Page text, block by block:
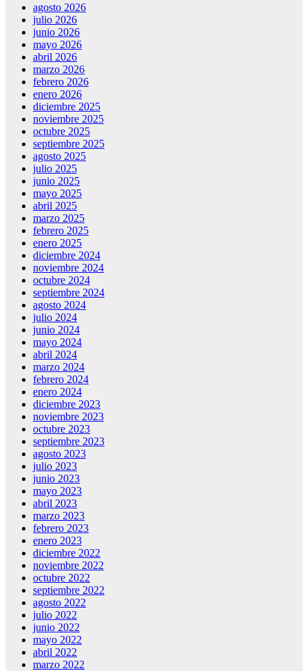
agosto 2026
julio 2026
junio 2026
mayo 2026
abril 2026
marzo 2026
febrero 2026
enero 2026
diciembre 2025
noviembre 2025
octubre 2025
septiembre 2025
agosto 2025
julio 2025
junio 2025
mayo 2025
abril 2025
marzo 2025
febrero 2025
enero 2025
diciembre 2024
noviembre 2024
octubre 2024
septiembre 2024
agosto 2024
julio 2024
junio 2024
mayo 2024
abril 2024
marzo 2024
febrero 2024
enero 2024
diciembre 2023
noviembre 2023
octubre 2023
septiembre 2023
agosto 2023
julio 2023
junio 2023
mayo 2023
abril 2023
marzo 2023
febrero 2023
enero 2023
diciembre 2022
noviembre 2022
octubre 2022
septiembre 2022
agosto 2022
julio 2022
junio 2022
mayo 2022
abril 2022
marzo 2022